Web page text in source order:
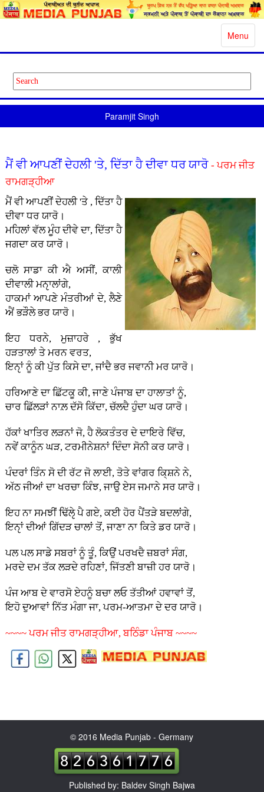
Toggle
Menu
Paramjit Singh
ਮੈਂ ਵੀ ਆਪਣੀਂ ਦੇਹਲੀ 'ਤੇ, ਦਿੱਤਾ ਹੈ ਦੀਵਾ ਧਰ ਯਾਰੋ - ਪਰਮ ਜੀਤ
ਰਾਮਗੜ੍ਹੀਆ
ਮੈਂ ਵੀ ਆਪਣੀਂ ਦੇਹਲੀ 'ਤੇ , ਦਿੱਤਾ ਹੈ
ਦੀਵਾ ਧਰ ਯਾਰੋ।
ਮਹਿਲਾਂ ਵੱਲ ਮੂੰਹ ਦੀਵੇ ਦਾ, ਦਿੱਤਾ ਹੈ
ਜਗਦਾ ਕਰ ਯਾਰੋ।
ਚਲੋ ਸਾਡਾ ਕੀ ਐ ਅਸੀਂ, ਕਾਲੀ
ਦੀਵਾਲੀ ਮਨੵਾਲਾਂਗੇ,
ਹਾਕਮਾਂ ਆਪਣੇ ਮੰਤਰੀਆਂ ਦੇ, ਲੈਣੇ
ਐਂ ਭੜੌਲੇ ਭਰ ਯਾਰੋ।
ਇਹ ਧਰਨੇ, ਮੁਜ਼ਾਹਰੇ , ਭੁੱਖ
ਹੜਤਾਲਾਂ ਤੇ ਮਰਨ ਵਰਤ,
ਇਨੵਾਂ ਨੂੰ ਕੀ ਪੁੱਤ ਕਿਸੇ ਦਾ, ਜਾਂਦੈ ਭਰ ਜਵਾਨੀ ਮਰ ਯਾਰੋ।
ਹਰਿਆਣੇ ਦਾ ਛਿੱਟਕੂ ਕੀ, ਜਾਣੇ ਪੰਜਾਬ ਦਾ ਹਾਲਾਤਾਂ ਨੂੰ,
ਚਾਰ ਛਿੱਲੜਾਂ ਨਾਲ਼ ਦੱਸੋ ਕਿੱਦਾ, ਚੱਲਦੈ ਹੁੰਦਾ ਘਰ ਯਾਰੋ।
ਹੱਕਾਂ ਖਾਤਿਰ ਲੜਨਾਂ ਜੋ, ਹੈ ਲੋਕਤੰਤਰ ਦੇ ਦਾਇਰੇ ਵਿੱਚ,
ਨਵੇਂ ਕਾਨੂੰਨ ਘੜ, ਟਰਮੀਨੇਸ਼ਨਾਂ ਦਿੰਦਾ ਸੋਨੀ ਕਰ ਯਾਰੋ।
ਪੰਦਰਾਂ ਤਿੰਨ ਸੋ ਦੀ ਰੱਟ ਜੋ ਲਾਈ, ਤੋਤੇ ਵਾਂਗਰ ਕਿ੍ਸ਼ਨੇ ਨੇ,
ਅੱਠ ਜੀਆਂ ਦਾ ਖਰਚਾ ਕਿੰਝ, ਜਾਉ ਏਸ ਜਮਾਨੇ ਸਰ ਯਾਰੋ।
ਇਹ ਨਾ ਸਮਝੀਂ ਢਿੱਲੵੇ ਪੈ ਗਏ, ਕਈ ਹੋਰ ਪੈਂਤੜੇ ਬਦਲਾਂਗੇ,
ਇਨੵਾਂ ਦੀਆਂ ਗਿੱਦੜ ਚਾਲਾਂ ਤੋਂ, ਜਾਣਾ ਨਾ ਕਿਤੇ ਡਰ ਯਾਰੋ।
ਪਲ ਪਲ ਸਾਡੇ ਸਬਰਾਂ ਨੂੰ ਤੂੰ, ਕਿਉਂ ਪਰਖਦੈ ਜ਼ਬਰਾਂ ਸੰਗ,
ਮਰਦੇ ਦਮ ਤੱਕ ਲੜਦੇ ਰਹਿਣਾਂ, ਜਿੱਤਣੀ ਬਾਜ਼ੀ ਹਰ ਯਾਰੋ।
ਪੰਜ ਆਬ ਦੇ ਵਾਰਸੋ ਏਹਨੂੰ ਬਚਾ ਲਓ ਤੱਤੀਆਂ ਹਵਾਵਾਂ ਤੋਂ,
ਇਹੋ ਦੁਆਵਾਂ ਨਿੱਤ ਮੰਗਾ ਜਾ, ਪਰਮ-ਆਤਮਾ ਦੇ ਦਰ ਯਾਰੋ।
~~~~ ਪਰਮ ਜੀਤ ਰਾਮਗੜ੍ਹੀਆ, ਬਠਿੰਡਾ ਪੰਜਾਬ ~~~~
© 2016 Media Punjab - Germany
Published by: Baldev Singh Bajwa